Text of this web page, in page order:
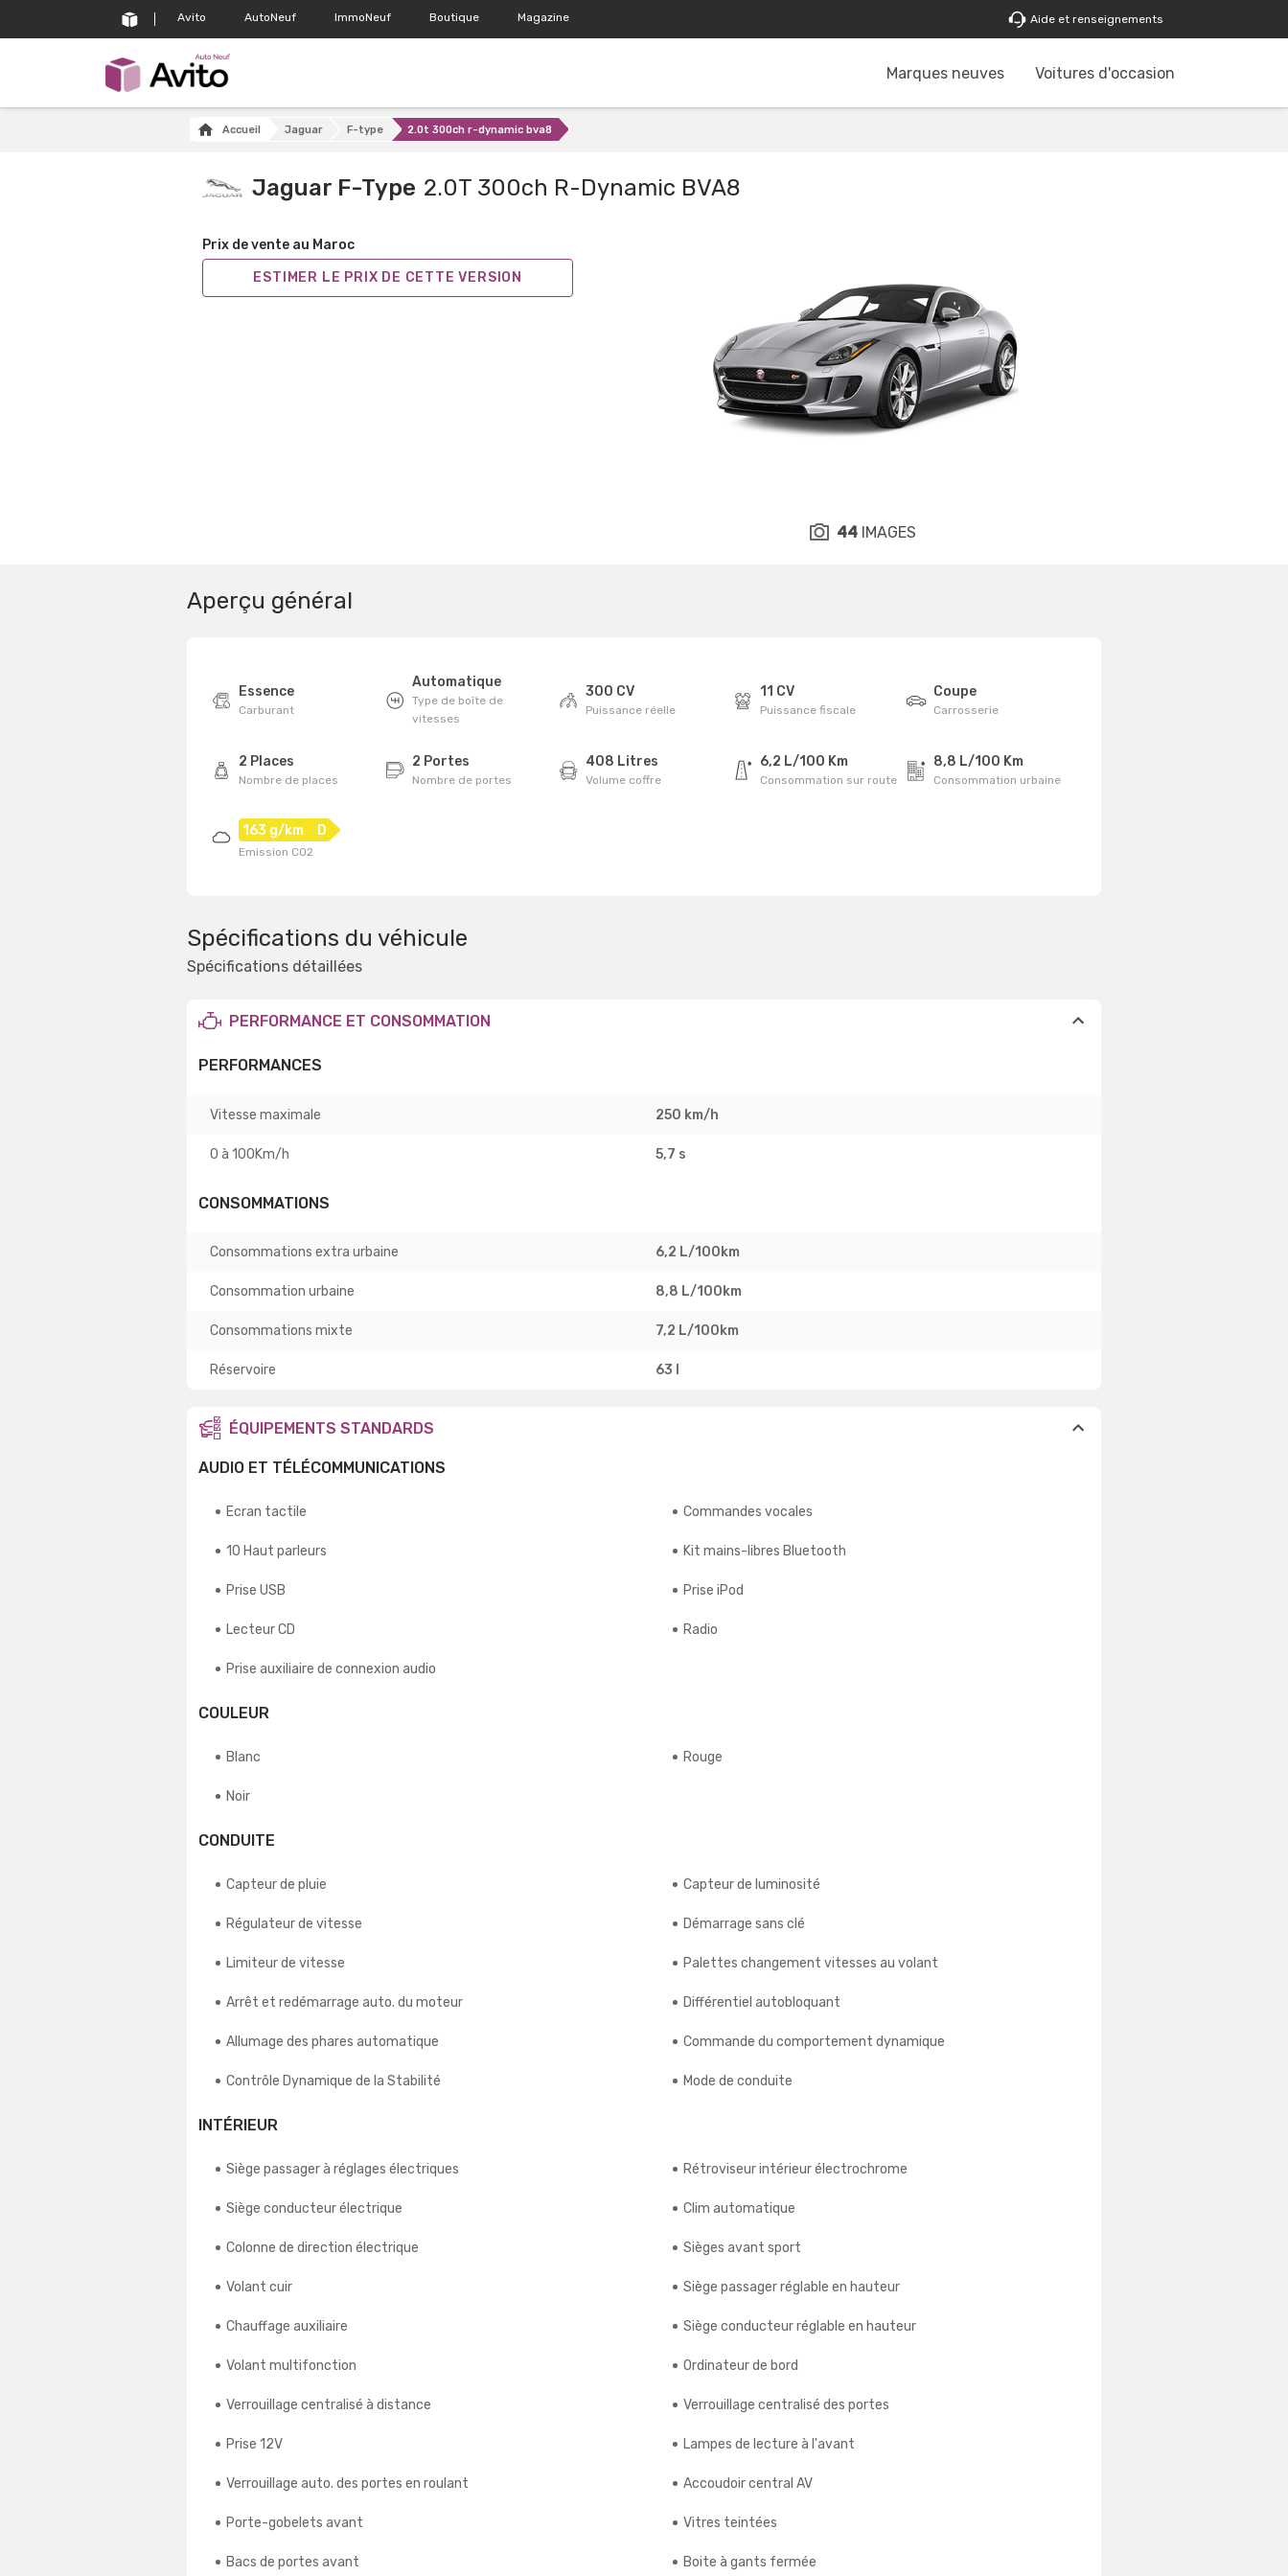
Avito AutoNeuf ImmoNeuf Boutique Magazine Aide et renseignements
Marques neuves Voitures d'occasion
Accueil Jaguar F-type 2.0t 300ch r-dynamic bva8
Jaguar F-Type 2.0T 300ch R-Dynamic BVA8
Prix de vente au Maroc
ESTIMER LE PRIX DE CETTE VERSION
44 IMAGES
Aperçu général
Essence
Carburant
Automatique
Type de boîte de
vitesses
300 CV
Puissance réelle
11 CV
Puissance fiscale
Coupe
Carrosserie
2 Places
Nombre de places
2 Portes
Nombre de portes
408 Litres
Volume coffre
6,2 L/100 Km
Consommation sur route
8,8 L/100 Km
Consommation urbaine
163 g/km D
Emission CO2
Spécifications du véhicule
Spécifications détaillées
PERFORMANCE ET CONSOMMATION
PERFORMANCES
Vitesse maximale 250 km/h
0 à 100Km/h 5,7 s
CONSOMMATIONS
Consommations extra urbaine 6,2 L/100km
Consommation urbaine 8,8 L/100km
Consommations mixte 7,2 L/100km
Réservoire 63 l
ÉQUIPEMENTS STANDARDS
AUDIO ET TÉLÉCOMMUNICATIONS
Ecran tactile Commandes vocales
10 Haut parleurs Kit mains-libres Bluetooth
Prise USB Prise iPod
Lecteur CD Radio
Prise auxiliaire de connexion audio
COULEUR
Blanc Rouge
Noir
CONDUITE
Capteur de pluie Capteur de luminosité
Régulateur de vitesse Démarrage sans clé
Limiteur de vitesse Palettes changement vitesses au volant
Arrêt et redémarrage auto. du moteur Différentiel autobloquant
Allumage des phares automatique Commande du comportement dynamique
Contrôle Dynamique de la Stabilité Mode de conduite
INTÉRIEUR
Siège passager à réglages électriques Rétroviseur intérieur électrochrome
Siège conducteur électrique Clim automatique
Colonne de direction électrique Sièges avant sport
Volant cuir Siège passager réglable en hauteur
Chauffage auxiliaire Siège conducteur réglable en hauteur
Volant multifonction Ordinateur de bord
Verrouillage centralisé à distance Verrouillage centralisé des portes
Prise 12V Lampes de lecture à l'avant
Verrouillage auto. des portes en roulant Accoudoir central AV
Porte-gobelets avant Vitres teintées
Bacs de portes avant Boite à gants fermée